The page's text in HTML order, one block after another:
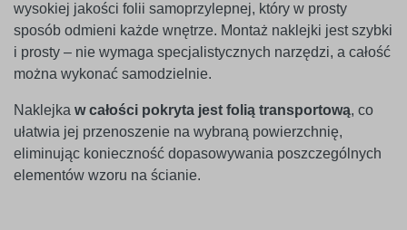
wysokiej jakości folii samoprzylepnej, który w prosty
sposób odmieni każde wnętrze. Montaż naklejki jest szybki
i prosty – nie wymaga specjalistycznych narzędzi, a całość
można wykonać samodzielnie.
Naklejka w całości pokryta jest folią transportową, co
ułatwia jej przenoszenie na wybraną powierzchnię,
eliminując konieczność dopasowywania poszczególnych
elementów wzoru na ścianie.